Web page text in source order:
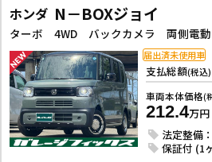
ホンダ N－BOXジョイ
支払総額(税込)
車両本体価格(
212.4万円
法定整備
保証付 (1
届出済未使用車